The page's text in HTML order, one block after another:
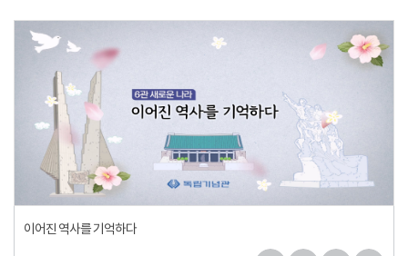
이어진 역사를 기억하다